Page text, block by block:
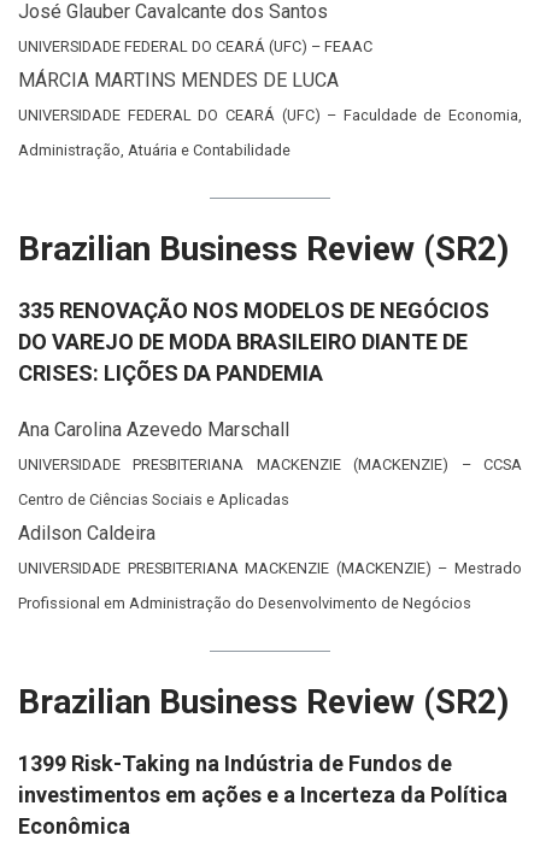
José Glauber Cavalcante dos Santos
UNIVERSIDADE FEDERAL DO CEARÁ (UFC) – FEAAC
MÁRCIA MARTINS MENDES DE LUCA
UNIVERSIDADE FEDERAL DO CEARÁ (UFC) – Faculdade de Economia,
Administração, Atuária e Contabilidade
Brazilian Business Review (SR2)
335 RENOVAÇÃO NOS MODELOS DE NEGÓCIOS
DO VAREJO DE MODA BRASILEIRO DIANTE DE
CRISES: LIÇÕES DA PANDEMIA
Ana Carolina Azevedo Marschall
UNIVERSIDADE PRESBITERIANA MACKENZIE (MACKENZIE) – CCSA
Centro de Ciências Sociais e Aplicadas
Adilson Caldeira
UNIVERSIDADE PRESBITERIANA MACKENZIE (MACKENZIE) – Mestrado
Profissional em Administração do Desenvolvimento de Negócios
Brazilian Business Review (SR2)
1399 Risk-Taking na Indústria de Fundos de
investimentos em ações e a Incerteza da Política
Econômica